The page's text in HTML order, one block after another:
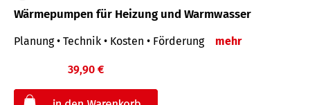
Wärmepumpen für Heizung und Warmwasser
Planung • Technik • Kosten • Förderung mehr
39,90 €